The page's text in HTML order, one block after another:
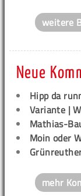
weitere
Neue
Hipp da
Variante |
Mathias-
Moin oder
mehr